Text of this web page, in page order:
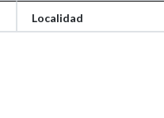
Localidad